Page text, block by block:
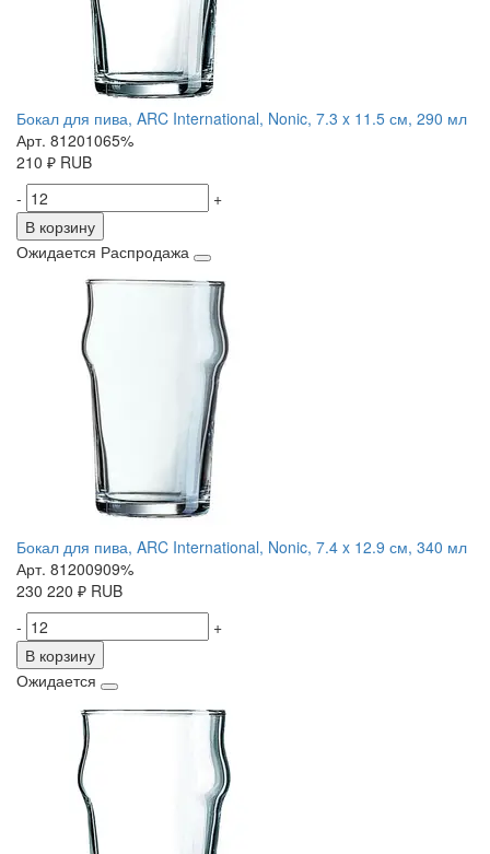
Бокал для пива, ARC International, Nonic, 7.3 x 11.5 см, 290 мл
Арт. 81201065%
210 ₽ RUB
-
+
В корзину
Ожидается Распродажа
Бокал для пива, ARC International, Nonic, 7.4 x 12.9 см, 340 мл
Арт. 81200909%
230 220 ₽ RUB
-
+
В корзину
Ожидается